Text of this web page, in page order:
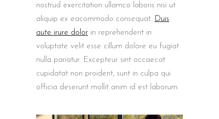
nostrud exercitation ullamco laboris nisi ut
aliquip ex eacommodo consequat. Duis
aute irure dolor in reprehenderit in
voluptate velit esse cillum dolore eu fugiat
nulla pariatur. Excepteur sint occaecat
cupidatat non proident, sunt in culpa qui
officia deserunt mollit anim id est laborum.